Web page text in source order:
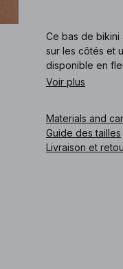
Ce bas de bikini
sur les côtés et
disponible en
Voir plus
Materials and
Guide des tailles
Livraison et